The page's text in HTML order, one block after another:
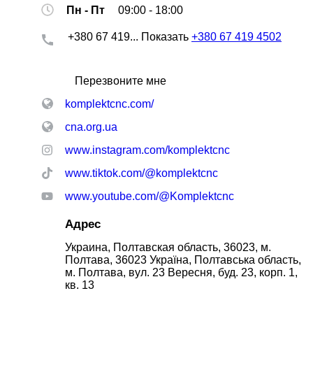
Пн - Пт 09:00 - 18:00
+380 67 419... Показать +380 67 419 4502
Перезвоните мне
komplektcnc.com/
cna.org.ua
www.instagram.com/komplektcnc
www.tiktok.com/@komplektcnc
www.youtube.com/@Komplektcnc
Адрес
Украина, Полтавская область, 36023, м.
Полтава, 36023 Україна, Полтавська область,
м. Полтава, вул. 23 Вересня, буд. 23, корп. 1,
кв. 13